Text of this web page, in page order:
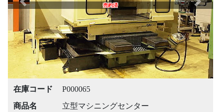
売約済
Previous Next
在庫コード
P000065
商品名
立型マシニングセンター